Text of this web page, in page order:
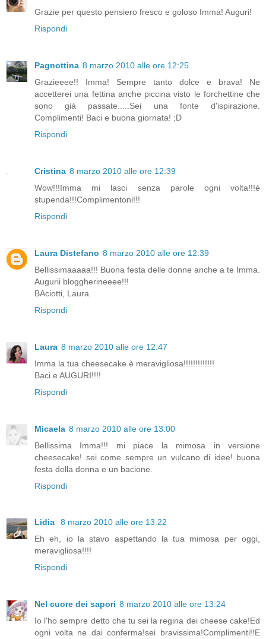
Grazie per questo pensiero fresco e goloso Imma! Auguri!
Rispondi
Pagnottina 8 marzo 2010 alle ore 12:25
Grazieeee!! Imma! Sempre tanto dolce e brava! Ne
accetterei una fettina anche piccina visto le forchettine che
sono già passate.....Sei una fonte d'ispirazione.
Complimenti! Baci e buona giornata! ;D
Rispondi
Cristina 8 marzo 2010 alle ore 12:39
Wow!!!Imma mi lasci senza parole ogni volta!!!é
stupenda!!!Complimentoni!!!
Rispondi
Laura Distefano 8 marzo 2010 alle ore 12:39
Bellissimaaaaa!!! Buona festa delle donne anche a te Imma.
Augurii bloggherineeee!!!
BAciotti, Laura
Rispondi
Laura 8 marzo 2010 alle ore 12:47
Imma la tua cheesecake è meravigliosa!!!!!!!!!!!!!
Baci e AUGURI!!!!
Rispondi
Micaela 8 marzo 2010 alle ore 13:00
Bellissima Imma!!! mi piace la mimosa in versione
cheesecake! sei come sempre un vulcano di idee! buona
festa della donna e un bacione.
Rispondi
Lidia
8 marzo 2010 alle ore 13:22
Eh eh, io la stavo aspettando la tua mimosa per oggi,
meravigliosa!!!!
Rispondi
Nel cuore dei sapori 8 marzo 2010 alle ore 13:24
Io l'ho sempre detto che tu sei la regina dei cheese cake!Ed
ogni volta ne dai conferma!sei bravissima!Complimenti!!E